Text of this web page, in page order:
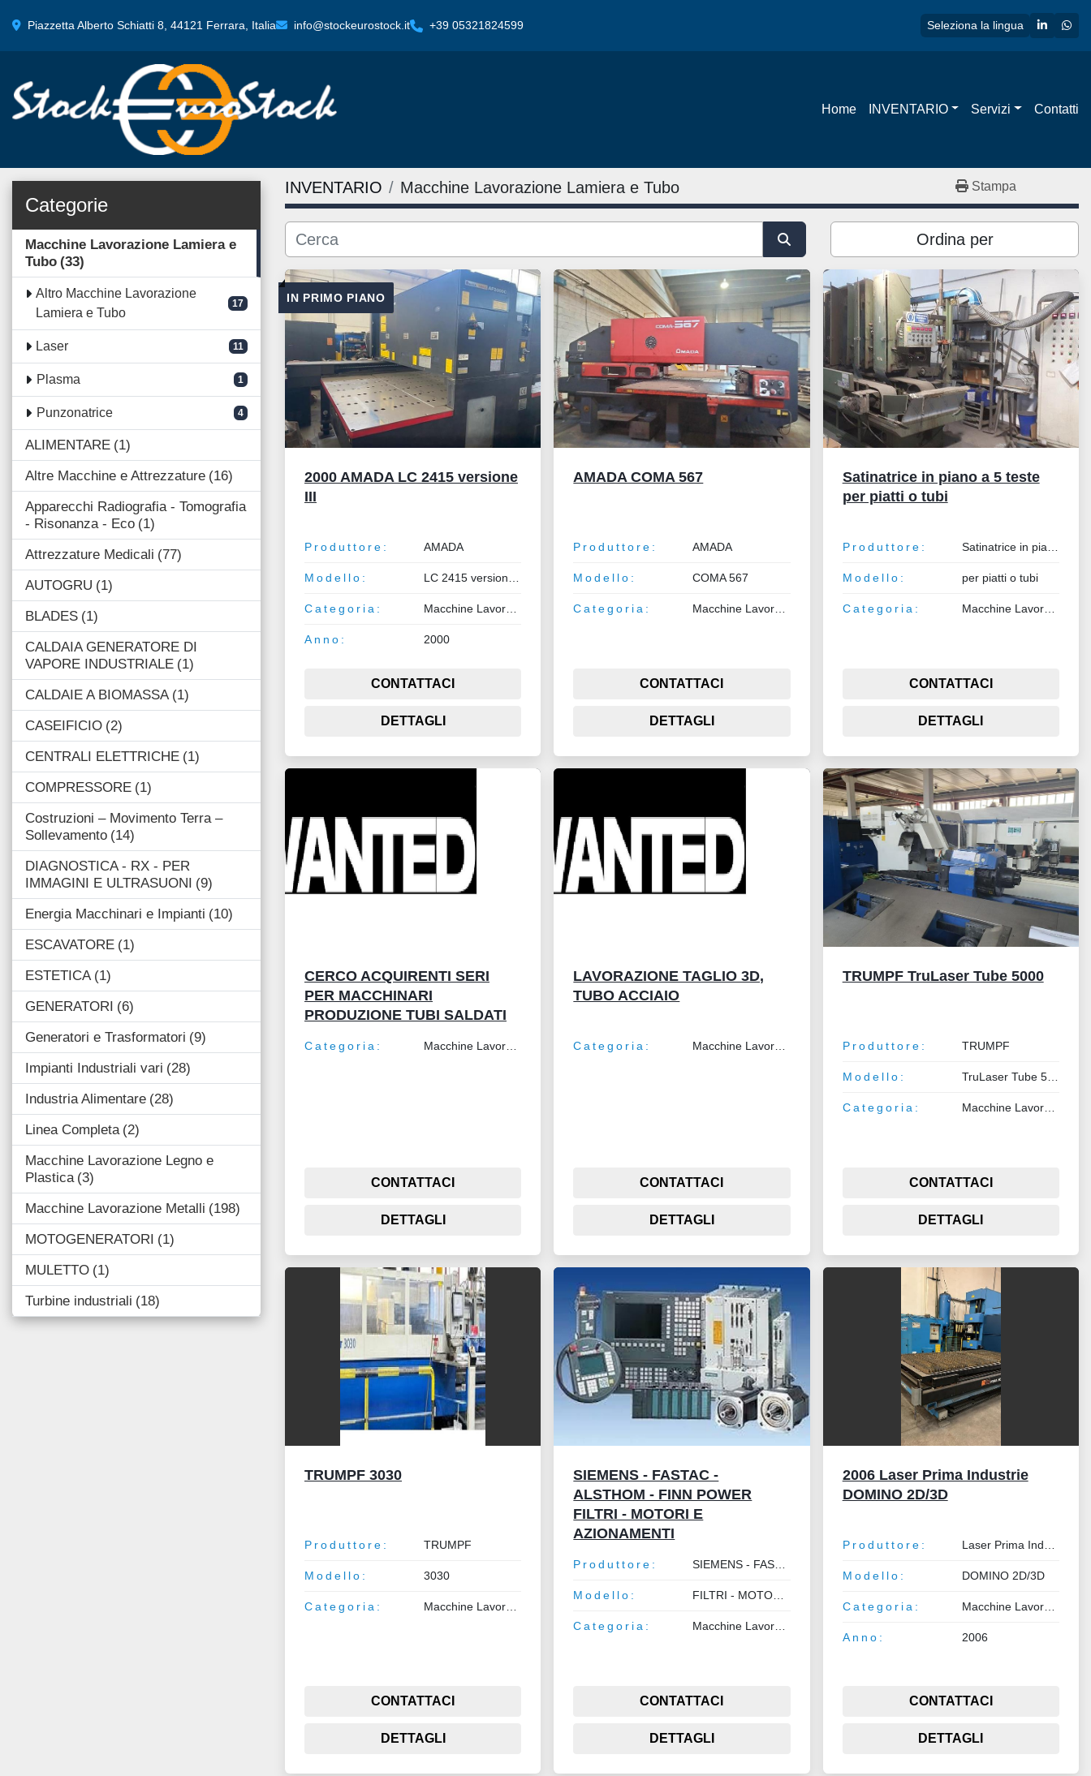
Piazzetta Alberto Schiatti 8, 44121 Ferrara, Italia info@stockeurostock.it +39 05321824599 Seleziona la lingua linkedin
Home INVENTARIO Servizi Contatti
Categorie
Macchine Lavorazione Lamiera e
Tubo 33
Altro Macchine Lavorazione
Lamiera e Tubo
17
Laser 11
Plasma 1
Punzonatrice 4
ALIMENTARE 1
Altre Macchine e Attrezzature 16
Apparecchi Radiografia - Tomografia
- Risonanza - Eco 1
Attrezzature Medicali 77
AUTOGRU
1
BLADES 1
CALDAIA GENERATORE DI
VAPORE INDUSTRIALE 1
CALDAIE A BIOMASSA 1
CASEIFICIO 2
CENTRALI ELETTRICHE 1
COMPRESSORE 1
Costruzioni – Movimento Terra –
Sollevamento 14
DIAGNOSTICA - RX - PER
IMMAGINI E ULTRASUONI 9
Energia Macchinari e Impianti
10
ESCAVATORE 1
ESTETICA 1
GENERATORI 6
Generatori e Trasformatori 9
Impianti Industriali vari 28
Industria Alimentare 28
Linea Completa 2
Macchine Lavorazione Legno e
Plastica 3
Macchine Lavorazione Metalli
198
MOTOGENERATORI
1
MULETTO 1
Turbine industriali
18
INVENTARIO Macchine Lavorazione Lamiera e Tubo Stampa
Ordina per
IN PRIMO PIANO
2000 AMADA LC 2415 versione
III
Produttore: AMADA
Modello:
Categoria:
Anno: 2000
CONTATTACI
DETTAGLI
AMADA COMA 567
Produttore: AMADA
Modello: COMA 567
Categoria:
CONTATTACI
DETTAGLI
Satinatrice in piano a 5 teste
per piatti o tubi
Produttore:
Modello: per piatti o tubi
Categoria: Macchine Lavorazione Lamiera e Tubo
CONTATTACI
DETTAGLI
CERCO ACQUIRENTI SERI
PER MACCHINARI
PRODUZIONE TUBI SALDATI
Categoria:
CONTATTACI
DETTAGLI
LAVORAZIONE TAGLIO 3D,
TUBO ACCIAIO
Categoria:
CONTATTACI
DETTAGLI
TRUMPF TruLaser Tube 5000
Produttore: TRUMPF
Modello: TruLaser Tube 5000
Categoria: Macchine Lavorazione Lamiera e Tubo
CONTATTACI
DETTAGLI
TRUMPF 3030
Produttore: TRUMPF
Modello: 3030
Categoria:
CONTATTACI
DETTAGLI
SIEMENS - FASTAC -
ALSTHOM - FINN POWER
FILTRI - MOTORI E
AZIONAMENTI
Produttore:
Modello:
Categoria:
CONTATTACI
DETTAGLI
2006 Laser Prima Industrie
DOMINO 2D/3D
Produttore:
Modello: DOMINO 2D/3D
Categoria: Macchine Lavorazione Lamiera e Tubo
Anno: 2006
CONTATTACI
DETTAGLI